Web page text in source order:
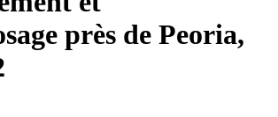
près de Peoria,